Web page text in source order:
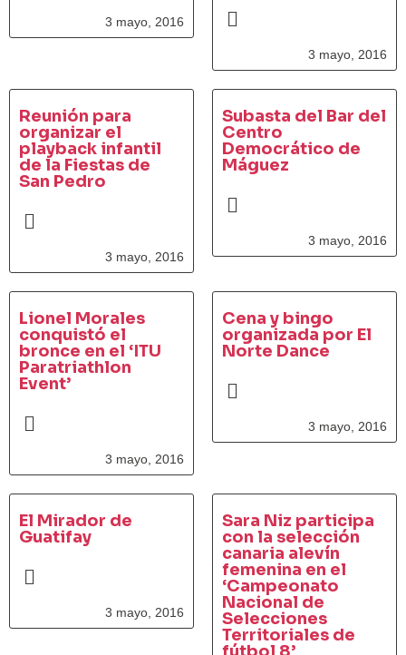
3 mayo, 2016
3 mayo, 2016
Reunión para
organizar el
playback infantil
de la Fiestas de
San Pedro
3 mayo, 2016
Subasta del Bar del
Centro
Democrático de
Máguez
3 mayo, 2016
Lionel Morales
conquistó el
bronce en el ‘ITU
Paratriathlon
Event’
3 mayo, 2016
Cena y bingo
organizada por El
Norte Dance
3 mayo, 2016
El Mirador de
Guatifay
3 mayo, 2016
Sara Niz participa
con la selección
canaria alevín
femenina en el
‘Campeonato
Nacional de
Selecciones
Territoriales de